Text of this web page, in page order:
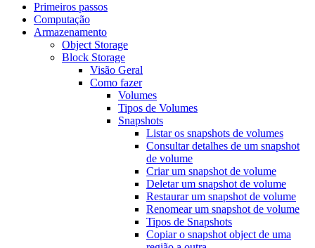
Primeiros passos
Computação
Armazenamento
Object Storage
Block Storage
Visão Geral
Como fazer
Volumes
Tipos de Volumes
Snapshots
Listar os snapshots de volumes
Consultar detalhes de um snapshot
de volume
Criar um snapshot de volume
Deletar um snapshot de volume
Restaurar um snapshot de volume
Renomear um snapshot de volume
Tipos de Snapshots
Copiar o snapshot object de uma